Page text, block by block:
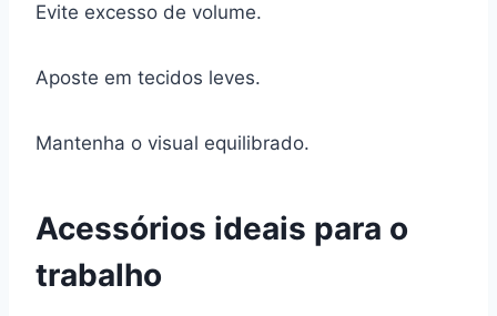
Evite excesso de volume.
Aposte em tecidos leves.
Mantenha o visual equilibrado.
Acessórios ideais para o
trabalho